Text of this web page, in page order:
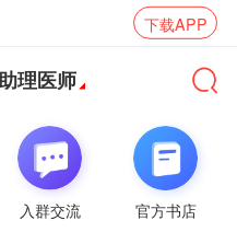
下载APP
理医师
入群交流 官方书店